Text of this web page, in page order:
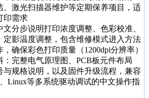
、激光扫描器维护等定期保养项目，适
印需求
分步说明打印浓度调整、色彩校准、
定影温度调整，包含维修模式进入方法
确保彩色打印质量（1200dpi分辨率）
：完整电气原理图、PCB板元件布局
与规格说明，以及固件升级流程，兼容
Linux等多系统驱动调试的中文操作指